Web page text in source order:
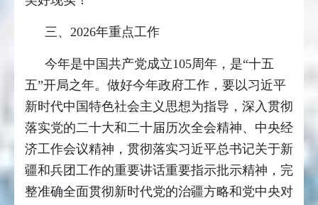
三、2026年重点工作
今年是中国共产党成立105周年，是“十五
五”开局之年。做好今年政府工作，要以习近平
新时代中国特色社会主义思想为指导，深入贯彻
落实党的二十大和二十届历次全会精神、中央经
济工作会议精神，贯彻落实习近平总书记关于新
疆和兵团工作的重要讲话重要指示批示精神，完
整准确全面贯彻新时代党的治疆方略和党中央对